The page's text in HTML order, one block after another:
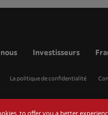
Investisseurs
La politique de confidentialité
to offer you a better